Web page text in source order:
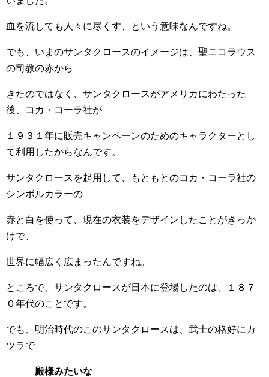
血を流しても人々に尽くす、という意味なんですね。
でも、いまのサンタクロースのイメージは、聖ニコラウス
の司教の赤から
きたのではなく、サンタクロースがアメリカにわたった
後、コカ・コーラ社が
１９３１年に販売キャンペーンのためのキャラクターとし
て利用したからなんです。
サンタクロースを起用して、もともとのコカ・コーラ社の
シンボルカラーの
赤と白を使って、現在の衣装をデザインしたことがきっか
けで、
世界に幅広く広まったんですね。
ところで、サンタクロースが日本に登場したのは、１８７
０年代のことです。
でも、明治時代のこのサンタクロースは、武士の格好にカ
ツラで
殿様みたいな